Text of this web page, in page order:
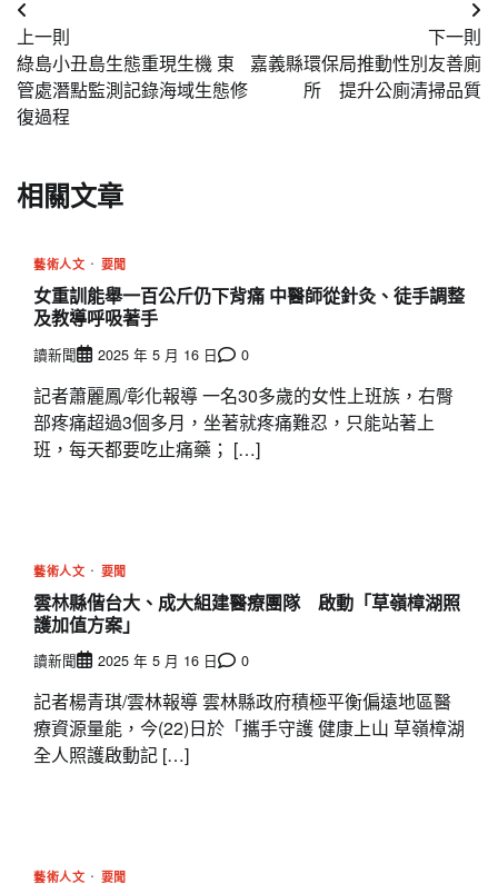
文
章
導
覽
上一則
綠島小丑島生態重現生機 東
管處潛點監測記錄海域生態修
復過程
下一則
嘉義縣環保局推動性別友善廁
所 提升公廁清掃品質
相關文章
藝術人文 要聞
女重訓能舉一百公斤仍下背痛 中醫師從針灸、徒手調整
及教導呼吸著手
讀新聞 2025 年 5 月 16 日 0
記者蕭麗鳳/彰化報導 一名30多歲的女性上班族，右臀
部疼痛超過3個多月，坐著就疼痛難忍，只能站著上
班，每天都要吃止痛藥； […]
藝術人文 要聞
雲林縣偕台大、成大組建醫療團隊 啟動「草嶺樟湖照
護加值方案」
讀新聞 2025 年 5 月 16 日 0
記者楊青琪/雲林報導 雲林縣政府積極平衡偏遠地區醫
療資源量能，今(22)日於「攜手守護 健康上山 草嶺樟湖
全人照護啟動記 […]
藝術人文 要聞